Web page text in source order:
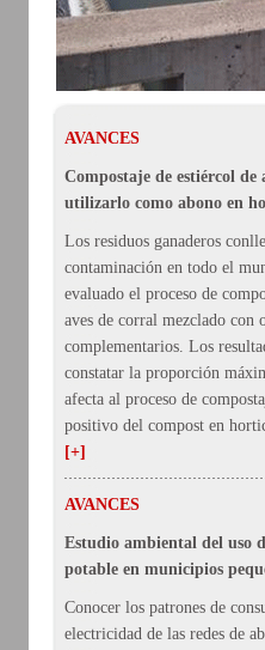
AVANCES
Compostaje de estiércol de
utilizarlo como abono en
Los residuos ganaderos
contaminación en todo el
evaluado el proceso de
aves de corral mezclado con
complementarios. Los
constatar la proporción
afecta al proceso de
positivo del compost en
[+]
AVANCES
Estudio ambiental del uso
potable en municipios
Conocer los patrones de
electricidad de las redes de